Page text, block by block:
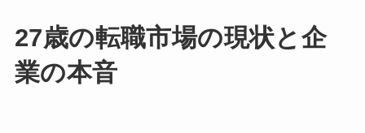
27歳の転職市場の現状と企
業の本音